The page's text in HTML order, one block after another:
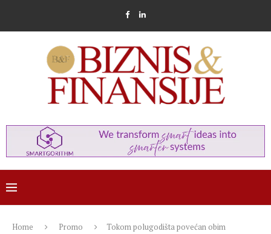
Home Promo
Tokom polugodišta povećan obim